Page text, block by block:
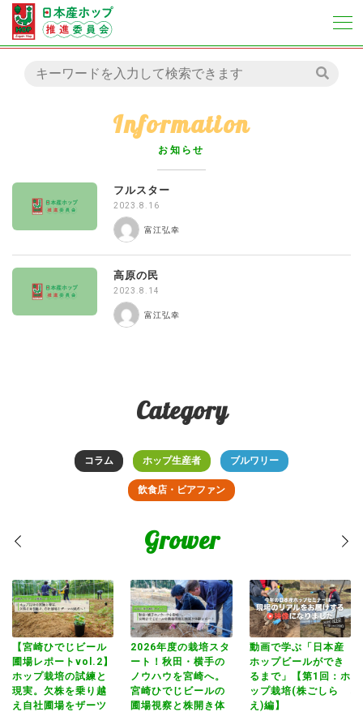
Information
お知らせ
フルスター
2023.8.16
富江弘幸
高原の民
2023.8.14
富江弘幸
Category
コラム ホップ生産者 ブルワリー
飲食店・ビアファン
Grower
【宮崎ひでじビール
圃場レポートvol.2】
ホップ栽培の試練と
現実。欠株を乗り越
え自社圃場をザーツ
2026年度の栽培スタ
ート！秋田・横手の
ノウハウを宮崎へ。
宮崎ひでじビールの
圃場視察と株開き体
動画で学ぶ「日本産
ホップビールができ
るまで」【第1回：ホ
ップ栽培(株ごしら
え)編】